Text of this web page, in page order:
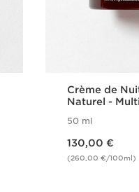
Crème de
Naturel -
50 ml
130,00 €
(260,00 €/100ml)